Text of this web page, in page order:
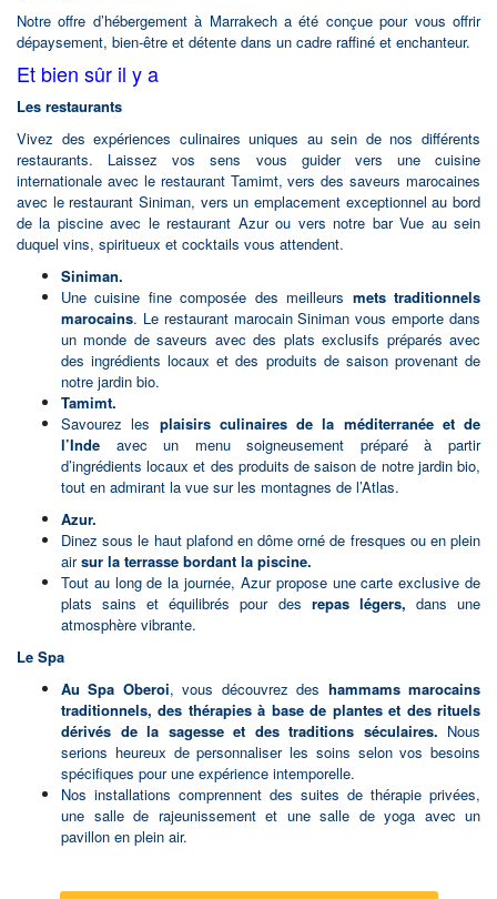
Notre offre d’hébergement à Marrakech a été conçue pour vous offrir
dépaysement, bien-être et détente dans un cadre raffiné et enchanteur.
Et bien sûr il y a
Les restaurants
Vivez des expériences culinaires uniques au sein de nos différents
restaurants. Laissez vos sens vous guider vers une cuisine
internationale avec le restaurant Tamimt, vers des saveurs marocaines
avec le restaurant Siniman, vers un emplacement exceptionnel au bord
de la piscine avec le restaurant Azur ou vers notre bar Vue au sein
duquel vins, spiritueux et cocktails vous attendent.
Siniman.
Une cuisine fine composée des meilleurs mets traditionnels
marocains. Le restaurant marocain Siniman vous emporte dans
un monde de saveurs avec des plats exclusifs préparés avec
des ingrédients locaux et des produits de saison provenant de
notre jardin bio.
Tamimt.
Savourez les plaisirs culinaires de la méditerranée et de
l’Inde avec un menu soigneusement préparé à partir
d’ingrédients locaux et des produits de saison de notre jardin bio,
tout en admirant la vue sur les montagnes de l’Atlas.
Azur.
Dinez sous le haut plafond en dôme orné de fresques ou en plein
airsur la terrasse bordant la piscine.
Tout au long de la journée, Azur propose une carte exclusive de
plats sains et équilibrés pour des repas légers, dans une
atmosphère vibrante.
Le Spa
Au Spa Oberoi, vous découvrez des hammams marocains
traditionnels, des thérapies à base de plantes et des rituels
dérivés de la sagesse et des traditions séculaires. Nous
serions heureux de personnaliser les soins selon vos besoins
spécifiques pour une expérience intemporelle.
Nos installations comprennent des suites de thérapie privées,
une salle de rajeunissement et une salle de yoga avec un
pavillon en plein air.